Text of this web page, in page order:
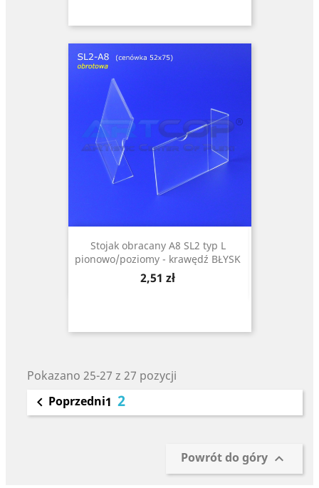
Stojak obracany A8 SL2 typ L
pionowo/poziomy - krawędź BŁYSK
Cena
2,51 zł
Pokazano 25-27 z 27 pozycji
 Poprzedni1 2
Powrót do góry 